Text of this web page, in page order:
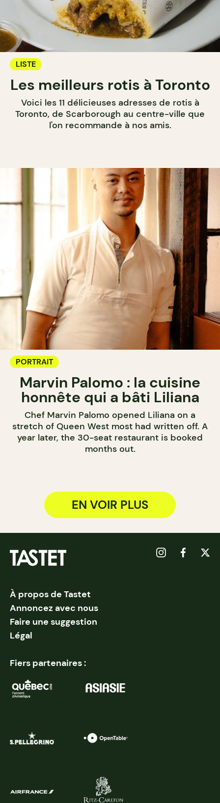
LISTE
Les meilleurs rotis à Toronto
Voici les 11 délicieuses adresses de rotis à
Toronto, de Scarborough au centre-ville que
l'on recommande à nos amis.
PORTRAIT
Marvin Palomo : la cuisine
honnête qui a bâti Liliana
Chef Marvin Palomo opened Liliana on a
stretch of Queen West most had written off. A
year later, the 30-seat restaurant is booked
months out.
EN VOIR PLUS
À propos de Tastet
Annoncez avec nous
Faire une suggestion
Légal
Fiers partenaires :